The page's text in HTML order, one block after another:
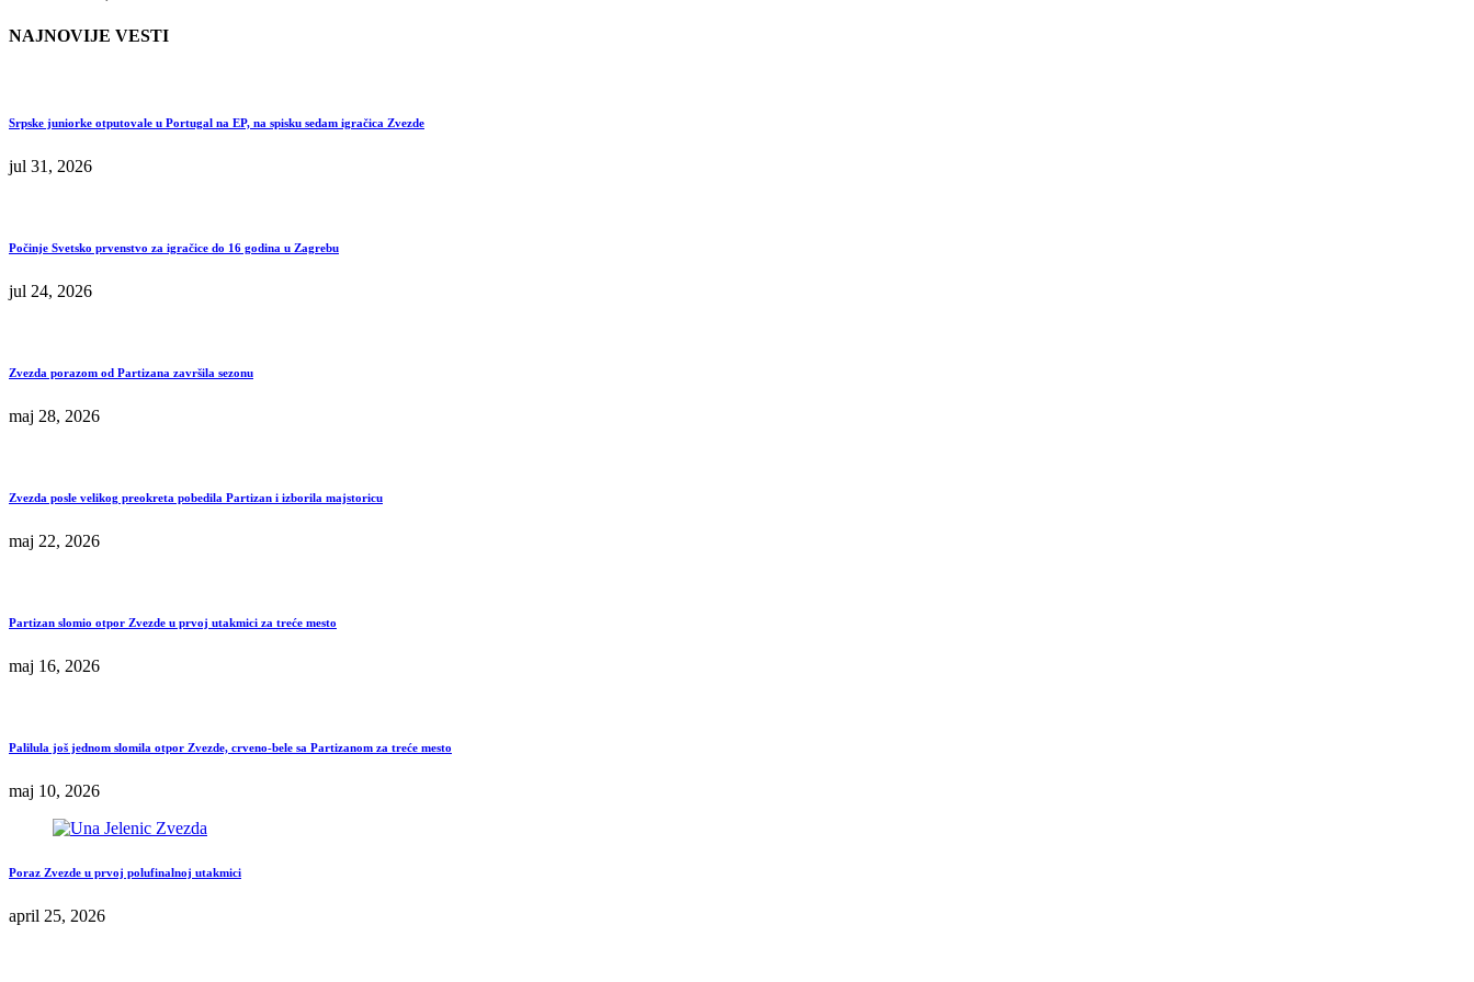
NAJNOVIJE VESTI
Srpske juniorke otputovale u Portugal na EP, na spisku sedam igračica Zvezde
jul 31, 2026
Počinje Svetsko prvenstvo za igračice do 16 godina u Zagrebu
jul 24, 2026
Zvezda porazom od Partizana završila sezonu
maj 28, 2026
Zvezda posle velikog preokreta pobedila Partizan i izborila majstoricu
maj 22, 2026
Partizan slomio otpor Zvezde u prvoj utakmici za treće mesto
maj 16, 2026
Palilula još jednom slomila otpor Zvezde, crveno-bele sa Partizanom za treće mesto
maj 10, 2026
Poraz Zvezde u prvoj polufinalnoj utakmici
april 25, 2026